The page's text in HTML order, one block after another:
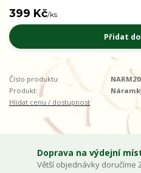
399 Kč/ks
Přidat
Číslo produktu:
Produkt:
Hlídat cenu / dostupnost
Doprava na výdejní
Větší objednávky doručíme